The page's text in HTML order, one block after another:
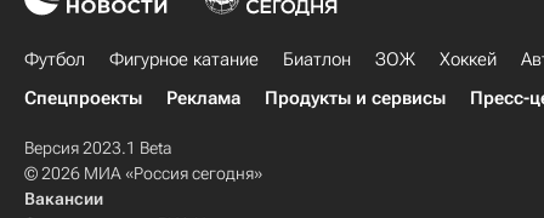
Футбол Фигурное катание Биатлон ЗОЖ Хоккей
Спецпроекты
Реклама Продукты и сервисы Пресс-
Версия 2023.1 Beta
© 2026 МИА «Россия сегодня»
Вакансии